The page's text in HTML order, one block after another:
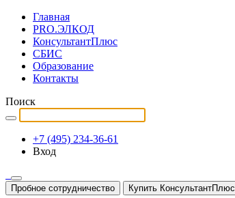
Главная
PRO.ЭЛКОД
КонсультантПлюс
СБИС
Образование
Контакты
Поиск
+7 (495) 234-36-61
Вход
Пробное сотрудничество Купить КонсультантПлюс